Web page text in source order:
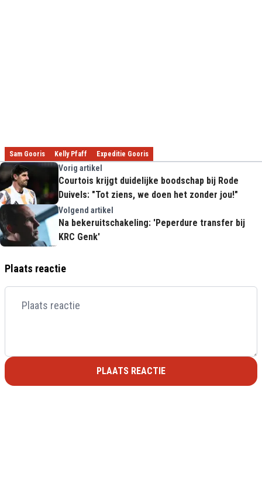
Sam Gooris Kelly Pfaff Expeditie Gooris
Vorig artikel
Courtois krijgt duidelijke boodschap bij Rode
Duivels: "Tot ziens, we doen het zonder jou!"
Volgend artikel
Na bekeruitschakeling: 'Peperdure transfer bij
KRC Genk'
Plaats reactie
PLAATS REACTIE